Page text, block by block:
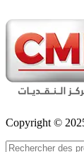
Copyright ©